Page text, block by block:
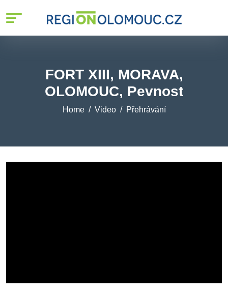
FORT XIII, MORAVA,
OLOMOUC, Pevnost
Home Video Přehrávání